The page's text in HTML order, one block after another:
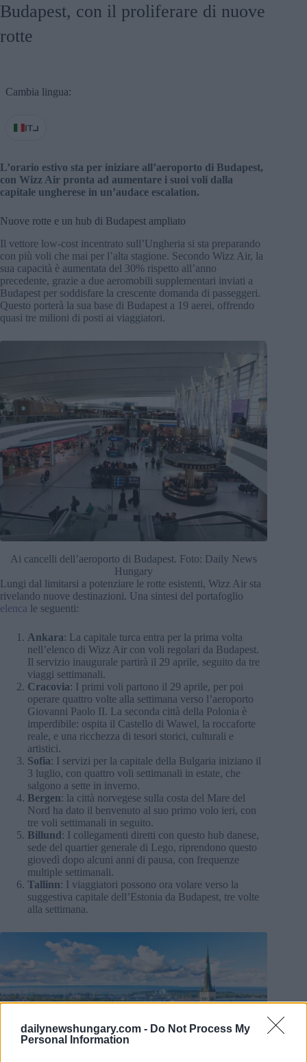
dailynewshungary.com - Do Not Process My
Personal Information
Budapest, con il proliferare di nuove
rotte
Cambia lingua:
IT
L’orario estivo sta per iniziare all’aeroporto di Budapest,
con Wizz Air pronta ad aumentare i suoi voli dalla
capitale ungherese in un’audace escalation.
Nuove rotte e un hub di Budapest ampliato
Il vettore low-cost incentrato sull’Ungheria si sta preparando
con più voli che mai per l’alta stagione. Secondo Wizz Air, la
sua capacità è aumentata del 30% rispetto all’anno
precedente, grazie a due aeromobili supplementari inviati a
Budapest per soddisfare la crescente domanda di passeggeri.
Questo porterà la sua base di Budapest a 19 aerei, offrendo
quasi tre milioni di posti ai viaggiatori.
Ai cancelli dell’aeroporto di Budapest. Foto: Daily News
Hungary
Lungi dal limitarsi a potenziare le rotte esistenti, Wizz Air sta
rivelando nuove destinazioni. Una sintesi del portafoglio
elenca le seguenti:
Ankara: La capitale turca entra per la prima volta
nell’elenco di Wizz Air con voli regolari da Budapest.
Il servizio inaugurale partirà il 29 aprile, seguito da tre
viaggi settimanali.
Cracovia: I primi voli partono il 29 aprile, per poi
operare quattro volte alla settimana verso l’aeroporto
Giovanni Paolo II. La seconda città della Polonia è
imperdibile: ospita il Castello di Wawel, la roccaforte
reale, e una ricchezza di tesori storici, culturali e
artistici.
Sofia: I servizi per la capitale della Bulgaria iniziano il
3 luglio, con quattro voli settimanali in estate, che
salgono a sette in inverno.
Bergen: la città norvegese sulla costa del Mare del
Nord ha dato il benvenuto al suo primo volo ieri, con
tre voli settimanali in seguito.
Billund: I collegamenti diretti con questo hub danese,
sede del quartier generale di Lego, riprendono questo
giovedì dopo alcuni anni di pausa, con frequenze
multiple settimanali.
Tallinn: I viaggiatori possono ora volare verso la
suggestiva capitale dell’Estonia da Budapest, tre volte
alla settimana.